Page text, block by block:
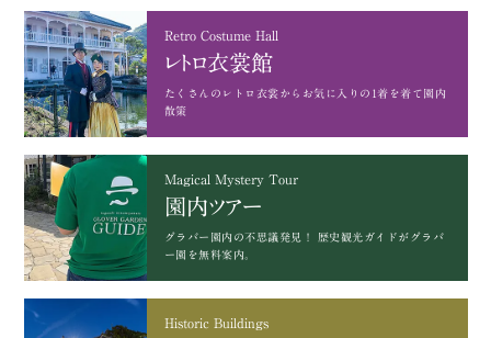
Retro Costume Hall
レトロ衣裳館
たくさんのレトロ衣裳から お気に入りの1着を着て園内
散策
Magical Mystery Tour
園内ツアー
グラバー園内の不思議発見！
歴史観光ガイドがグラバ
ー園を無料案内。
Historic Buildings